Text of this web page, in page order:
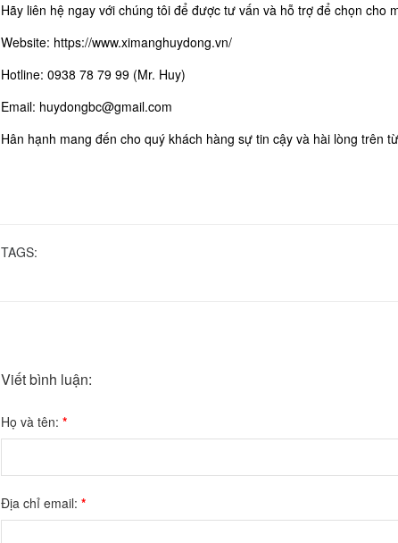
Hãy liên hệ ngay với chúng tôi để được tư vấn và hỗ trợ để chọn cho
Website: https://www.ximanghuydong.vn/
Hotline: 0938 78 79 99 (Mr. Huy)
Email: huydongbc@gmail.com
Hân hạnh mang đến cho quý khách hàng sự tin cậy và hài lòng trên
TAGS:
Viết bình luận:
Họ và tên: *
Địa chỉ email: *